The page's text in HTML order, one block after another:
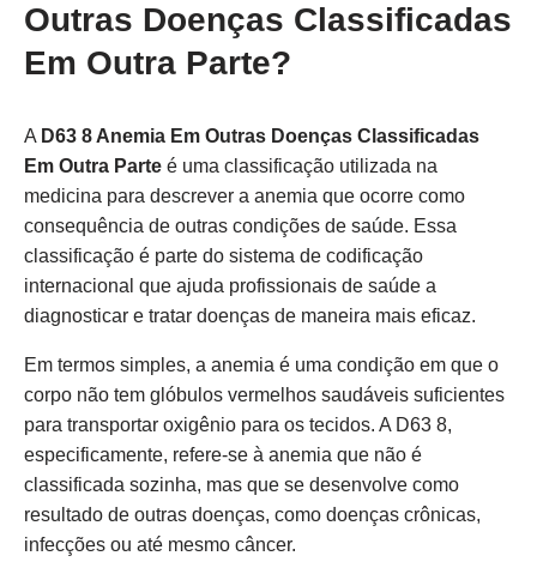
Outras Doenças Classificadas
Em Outra Parte?
A D63 8 Anemia Em Outras Doenças Classificadas
Em Outra Parte é uma classificação utilizada na
medicina para descrever a anemia que ocorre como
consequência de outras condições de saúde. Essa
classificação é parte do sistema de codificação
internacional que ajuda profissionais de saúde a
diagnosticar e tratar doenças de maneira mais eficaz.
Em termos simples, a anemia é uma condição em que o
corpo não tem glóbulos vermelhos saudáveis suficientes
para transportar oxigênio para os tecidos. A D63 8,
especificamente, refere-se à anemia que não é
classificada sozinha, mas que se desenvolve como
resultado de outras doenças, como doenças crônicas,
infecções ou até mesmo câncer.